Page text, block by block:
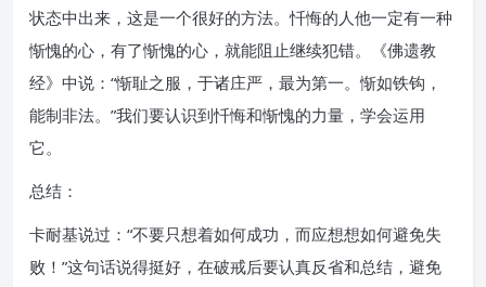
状态中出来，这是一个很好的方法。忏悔的人他一定有一种
惭愧的心，有了惭愧的心，就能阻止继续犯错。《佛遗教
经》中说：“惭耻之服，于诸庄严，最为第一。惭如铁钩，
能制非法。”我们要认识到忏悔和惭愧的力量，学会运用
它。
总结：
卡耐基说过：“不要只想着如何成功，而应想想如何避免失
败！”这句话说得挺好，在破戒后要认真反省和总结，避免